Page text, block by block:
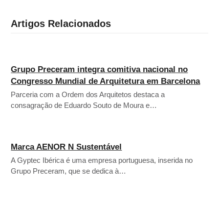
Artigos Relacionados
Grupo Preceram integra comitiva nacional no
Congresso Mundial de Arquitetura em Barcelona
Parceria com a Ordem dos Arquitetos destaca a
consagração de Eduardo Souto de Moura e…
Marca AENOR N Sustentável
A Gyptec Ibérica é uma empresa portuguesa, inserida no
Grupo Preceram, que se dedica à…